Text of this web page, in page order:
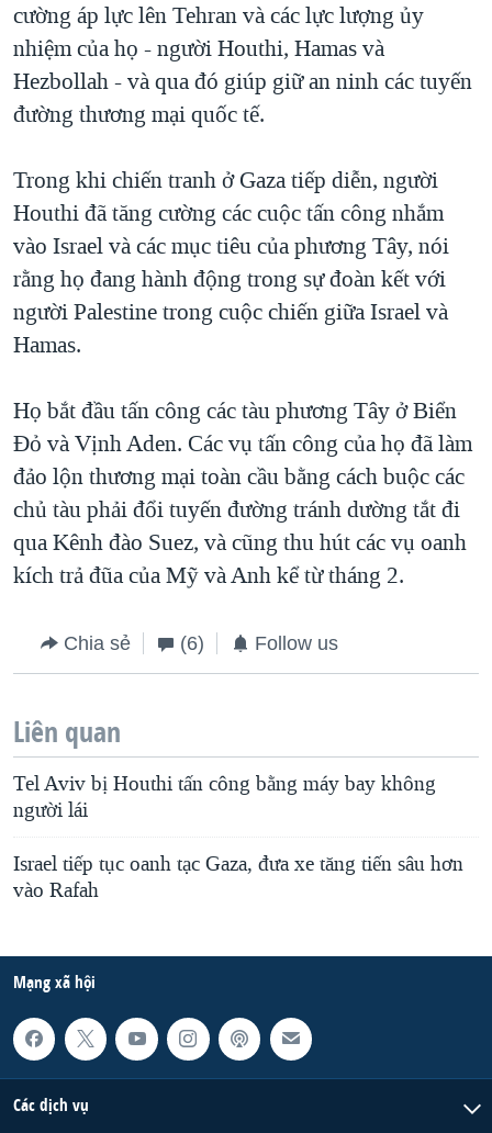
cường áp lực lên Tehran và các lực lượng ủy
nhiệm của họ - người Houthi, Hamas và
Hezbollah - và qua đó giúp giữ an ninh các tuyến
đường thương mại quốc tế.
Trong khi chiến tranh ở Gaza tiếp diễn, người
Houthi đã tăng cường các cuộc tấn công nhắm
vào Israel và các mục tiêu của phương Tây, nói
rằng họ đang hành động trong sự đoàn kết với
người Palestine trong cuộc chiến giữa Israel và
Hamas.
Họ bắt đầu tấn công các tàu phương Tây ở Biển
Đỏ và Vịnh Aden. Các vụ tấn công của họ đã làm
đảo lộn thương mại toàn cầu bằng cách buộc các
chủ tàu phải đổi tuyến đường tránh dường tắt đi
qua Kênh đào Suez, và cũng thu hút các vụ oanh
kích trả đũa của Mỹ và Anh kể từ tháng 2.
Chia sẻ (6) Follow us
Liên quan
Tel Aviv bị Houthi tấn công bằng máy bay không
người lái
Israel tiếp tục oanh tạc Gaza, đưa xe tăng tiến sâu hơn
vào Rafah
Mạng xã hội
Các dịch vụ